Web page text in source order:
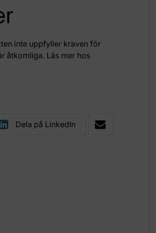
inte uppfyller kraven för
åtkomliga. Läs mer hos
Dela på LinkedIn